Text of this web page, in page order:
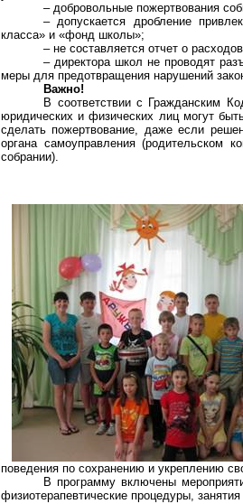
– добровольные пожертвования
– допускается дробление
класса» и «фонд школы»;
– не составляется отчет о
– директора школ не проводят
меры для предотвращения нарушений
Важно!
В соответствии с Гражданским
юридических и физических лиц могут
сделать пожертвование, даже если
органа самоуправления (родительском
собрании).
поведения по сохранению и укреплению
В программу включены
физиотерапевтические процедуры,